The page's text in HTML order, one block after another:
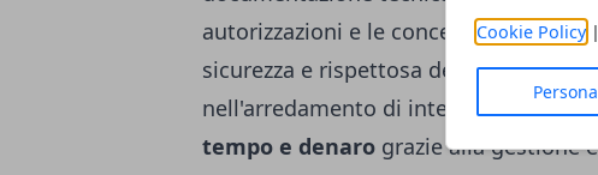
Cookie Policy|
autorizzazioni e le concessioni
sicurezza e rispettosa delle leggi. Tra
nell'arredamento di interni, si può
tempo e denaro grazie alla gestione